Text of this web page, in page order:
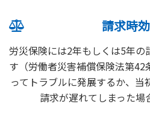
請求時
労災保険には2年もしくは5年の
す（労働者災害補償保険法第42
ってトラブルに発展するか、
請求が遅れてしまった場